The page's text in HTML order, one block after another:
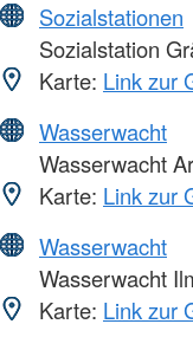
Sozialstationen
Sozialstation
Karte: Link zur
Wasserwacht
Wasserwacht
Karte: Link zur
Wasserwacht
Wasserwacht
Karte: Link zur